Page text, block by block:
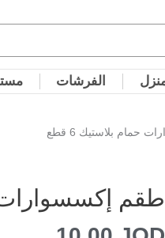
الفرشات
حمام بلاستيك 6 قطع
طقم إكسسوارات